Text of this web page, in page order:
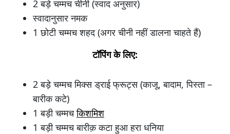
2 बड़े चम्मच चीनी (स्वाद अनुसार)
स्वादानुसार नमक
1 छोटी चम्मच शहद (अगर चीनी नहीं डालना चाहते हैं)
टॉपिंग के लिए:
2 बड़े चम्मच मिक्स ड्राई फ्रूट्स (काजू, बादाम, पिस्ता –
बारीक कटे)
1 बड़ी चम्मचकिशमिश
1 बड़ी चम्मच बारीक़ कटा हुआ हरा धनिया